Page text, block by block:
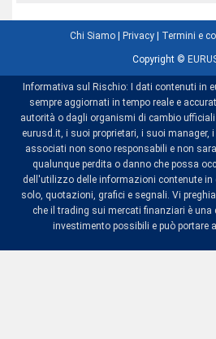
Chi Siamo| Privacy| Termini e
Copyright ©
Informativa sul Rischio: I dati contenuti in
sempre aggiornati in tempo reale e
autorità o dagli organismi di cambio
eurusd.it, i suoi proprietari, i suoi manager,
associati non sono responsabili e non
qualunque perdita o danno che possa
dell'utilizzo delle informazioni contenute
solo, quotazioni, grafici e segnali. Vi
che il trading sui mercati finanziari è una
investimento possibili e può portare